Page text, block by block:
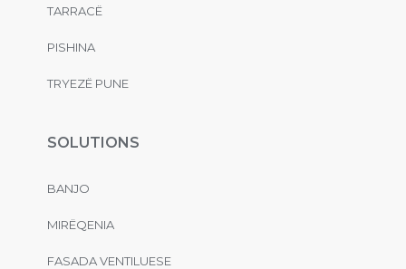
TARRACË
PISHINA
TRYEZË PUNE
SOLUTIONS
BANJO
MIRËQENIA
FASADA VENTILUESE